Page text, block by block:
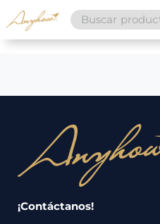
Search
for:
¡Contáctanos!
Nosotros
Servicios
Catálogo
Regalos